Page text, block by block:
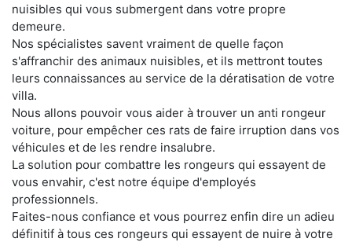
nuisibles qui vous submergent dans votre propre
demeure.
Nos spécialistes savent vraiment de quelle façon
s'affranchir des animaux nuisibles, et ils mettront toutes
leurs connaissances au service de la dératisation de votre
villa.
Nous allons pouvoir vous aider à trouver un anti rongeur
voiture, pour empêcher ces rats de faire irruption dans vos
véhicules et de les rendre insalubre.
La solution pour combattre les rongeurs qui essayent de
vous envahir, c'est notre équipe d'employés
professionnels.
Faites-nous confiance et vous pourrez enfin dire un adieu
définitif à tous ces rongeurs qui essayent de nuire à votre